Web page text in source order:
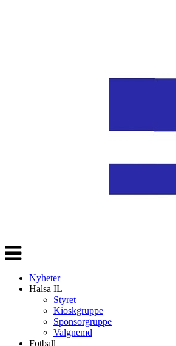
Veksle
navigasjon
Nyheter
Halsa IL
Styret
Kioskgruppe
Sponsorgruppe
Valgnemd
Fotball